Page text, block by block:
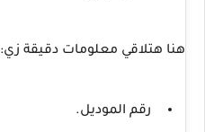
هنا هتلاقي معلومات دقيقة زي:
رقم الموديل.